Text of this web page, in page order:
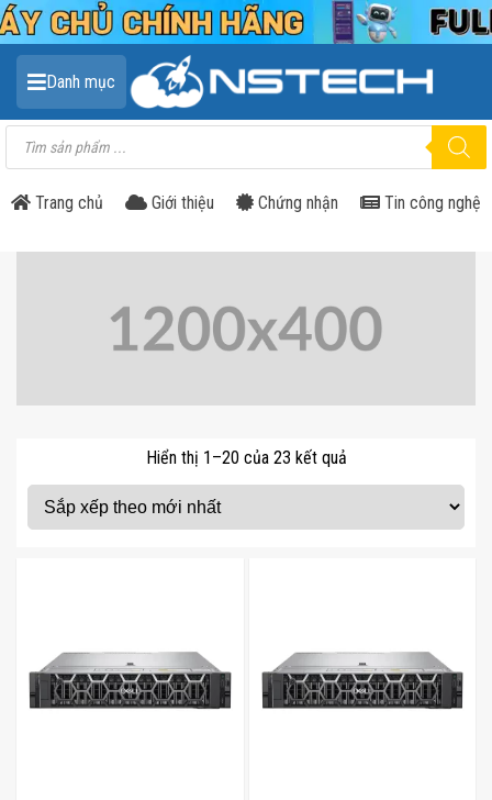
Danh mục
Tìm
kiếm
sản
Trang chủ
Giới thiệu Chứng nhận Tin công nghệ
Hiển thị 1–20 của 23 kết quả